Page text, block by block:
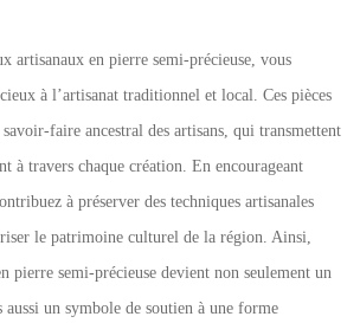
artisanaux en pierre semi-précieuse, vous
à l’artisanat traditionnel et local. Ces pièces
faire ancestral des artisans, qui transmettent
à travers chaque création. En encourageant
à préserver des techniques artisanales
le patrimoine culturel de la région. Ainsi,
pierre semi-précieuse devient non seulement un
aussi un symbole de soutien à une forme